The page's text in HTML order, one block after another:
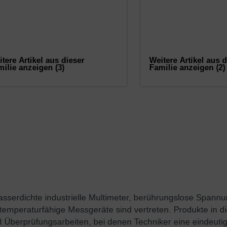
Artikel aus dieser
anzeigen (3)
Weitere Artikel aus
Familie anzeigen (2)
industrielle Multimeter, berührungslose
Messgeräte sind vertreten. Produkte in
bei denen Techniker eine